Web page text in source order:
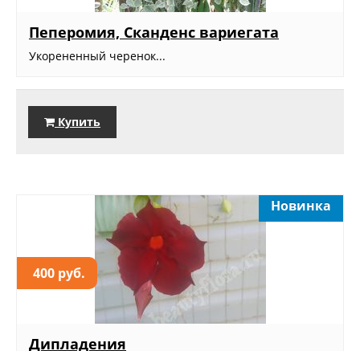
Пеперомия, Сканденс вариегата
Укорененный черенок...
Купить
400 руб.
Новинка
Дипладения